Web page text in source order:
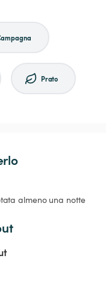
Prato
almeno una notte